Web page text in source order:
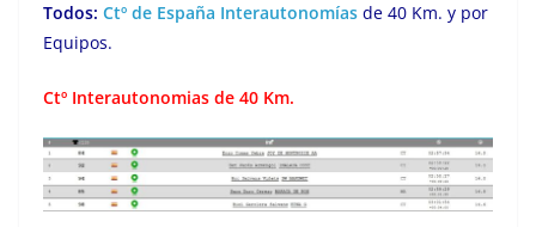
Todos: Ctº de España Interautonomías de 40 Km. y por
Equipos.
Ctº Interautonomias de 40 Km.